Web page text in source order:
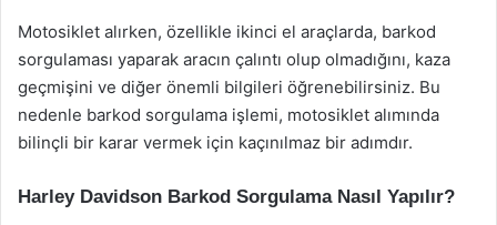
Motosiklet alırken, özellikle ikinci el araçlarda, barkod
sorgulaması yaparak aracın çalıntı olup olmadığını, kaza
geçmişini ve diğer önemli bilgileri öğrenebilirsiniz. Bu
nedenle barkod sorgulama işlemi, motosiklet alımında
bilinçli bir karar vermek için kaçınılmaz bir adımdır.
Harley Davidson Barkod Sorgulama Nasıl Yapılır?